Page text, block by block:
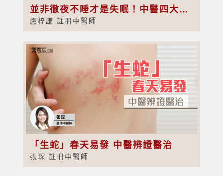
並非徹夜不睡才是失眠！中醫四大解決方法助你擁有深度睡眠
盧梓謙 註冊中醫師
「生蛇」春天易發 中醫辨證醫治
張琛 註冊中醫師